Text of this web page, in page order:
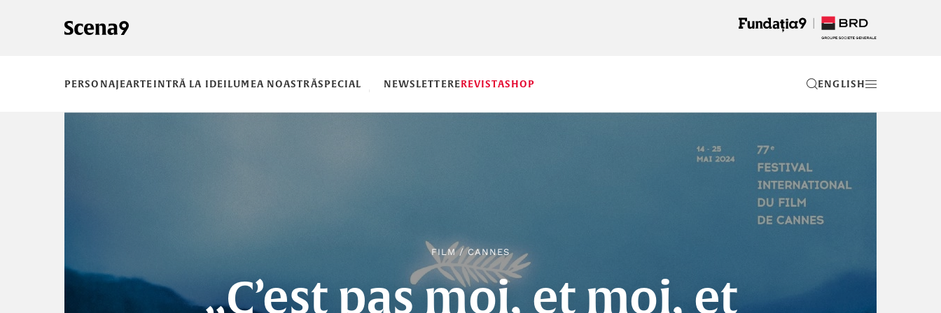
PERSONAJEARTEINTRĂ LA IDEILUMEA NOASTRĂSPECIAL NEWSLETTEREREVISTASHOP EN
FILM/CANNES
„C’est pas moi, et moi, et